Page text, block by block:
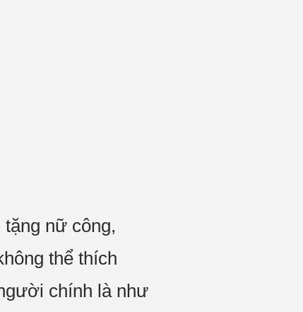
nữ công,
thể thích
chính là như